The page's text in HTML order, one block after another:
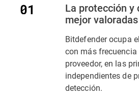
La protección y
mejor valoradas
Bitdefender ocupa
con más
proveedor, en las
independientes de
detección.